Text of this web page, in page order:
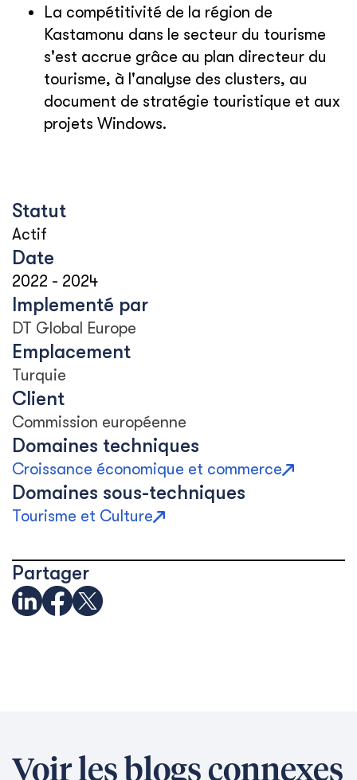
La compétitivité de la région de
Kastamonu dans le secteur du tourisme
s'est accrue grâce au plan directeur du
tourisme, à l'analyse des clusters, au
document de stratégie touristique et aux
projets Windows.
Statut
Actif
Date
2022 - 2024
Implementé par
DT Global Europe
Emplacement
Turquie
Client
Commission européenne
Domaines techniques
Croissance économique et commerce
Domaines sous-techniques
Tourisme et Culture
Partager
Voir les blogs connexes